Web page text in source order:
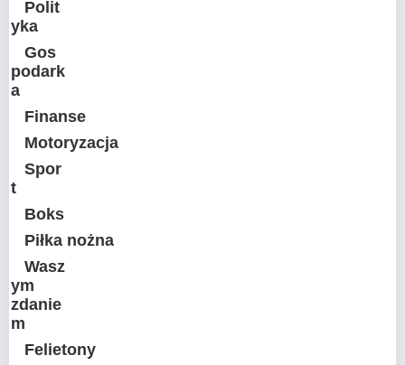
Polit
yka
Gos
podark
a
Finanse
Motoryzacja
Spor
t
Boks
Piłka nożna
Wasz
ym
zdanie
m
Felietony